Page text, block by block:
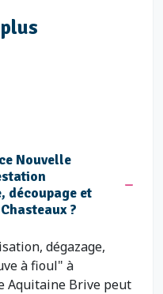
Nouvelle
découpage et
?
dégazage,
à fioul" à
Aquitaine Brive peut